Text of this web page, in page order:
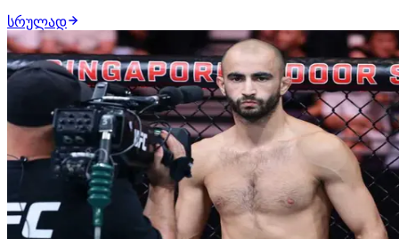
ჩემპიონის მენეჯერი, ალი აბდელაზიზი, რომელსაც სურს,
რომ მისმა კლიენტმა მსოფლიოს მთავარ პრომოუშენში
სადებიუტო ჩხუბი ილია თოფურიასთან გამართოს.…
სრულად